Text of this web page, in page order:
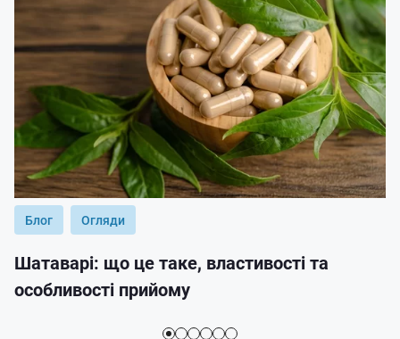
Блог Огляди
Шатаварі: що це таке, властивості та
особливості прийому